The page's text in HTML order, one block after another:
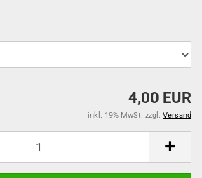
4,00 EUR
inkl. 19% MwSt. zzgl. Versand